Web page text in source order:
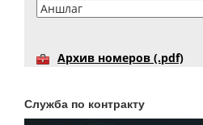
Архив номеров (.pdf)
Служба по контракту